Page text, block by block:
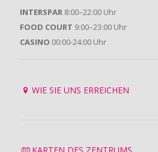
INTERSPAR 8:00–22:00 Uhr
FOOD COURT 9:00–23:00 Uhr
CASINO 00:00-24:00 Uhr
WIE SIE UNS ERREICHEN